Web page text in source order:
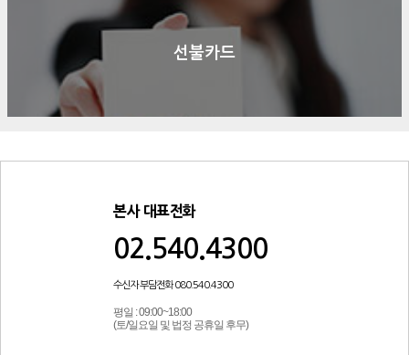
선불카드
본사 대표전화
02.540.4300
수신자 부담전화 080.540.4300
평일 : 09:00~18:00
(토/일요일 및 법정 공휴일 후무)